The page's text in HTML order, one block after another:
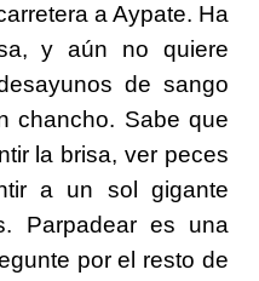
a Aypate. Ha
y aún no quiere
de sango
chancho. Sabe que
la brisa, ver peces
a un sol gigante
Parpadear es una
por el resto de